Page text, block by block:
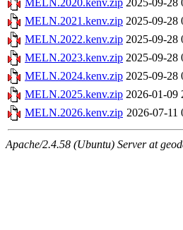
MELN.2020.kenv.zip 2025-09-28
MELN.2021.kenv.zip 2025-09-28
MELN.2022.kenv.zip 2025-09-28
MELN.2023.kenv.zip 2025-09-28
MELN.2024.kenv.zip 2025-09-28
MELN.2025.kenv.zip 2026-01-09
MELN.2026.kenv.zip 2026-07-11
Apache/2.4.58 (Ubuntu) Server at